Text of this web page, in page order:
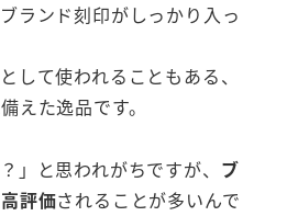
ランド刻印がしっかり入っ
して使われることもある、
えた逸品です。
」と思われがちですが、 ブ
評価されることが多いんで